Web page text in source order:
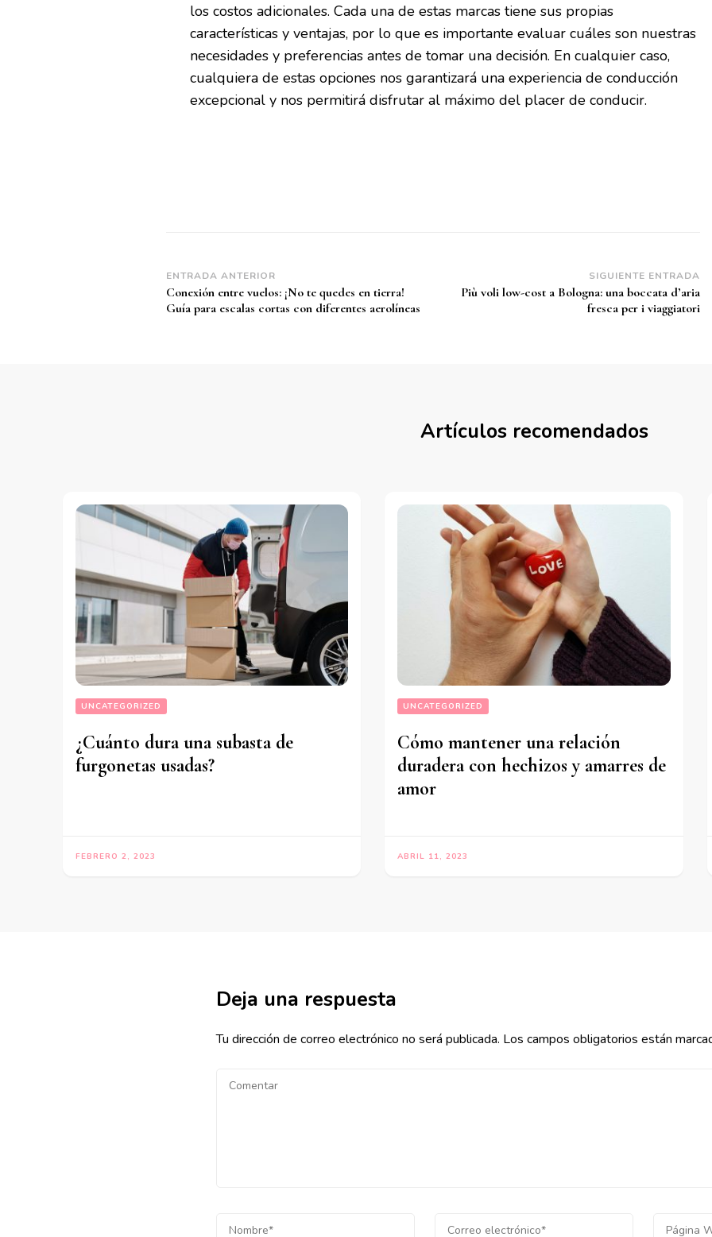
los costos adicionales. Cada una de estas marcas tiene sus propias
características y ventajas, por lo que es importante evaluar cuáles son nuestras
necesidades y preferencias antes de tomar una decisión. En cualquier caso,
cualquiera de estas opciones nos garantizará una experiencia de conducción
excepcional y nos permitirá disfrutar al máximo del placer de conducir.
Navegación
de
entradas
ENTRADA ANTERIOR
Conexión entre vuelos: ¡No te quedes en tierra!
Guía para escalas cortas con diferentes aerolíneas
SIGUIENTE ENTRADA
Più voli low-cost a Bologna: una boccata d’aria
fresca per i viaggiatori
Artículos recomendados
UNCATEGORIZED
¿Cuánto dura una subasta de
furgonetas usadas?
FEBRERO 2, 2023
UNCATEGORIZED
Cómo mantener una relación
duradera con hechizos y amarres de
amor
ABRIL 11, 2023
Deja una respuesta
Tu dirección de correo electrónico no será publicada. Los campos obligatorios están